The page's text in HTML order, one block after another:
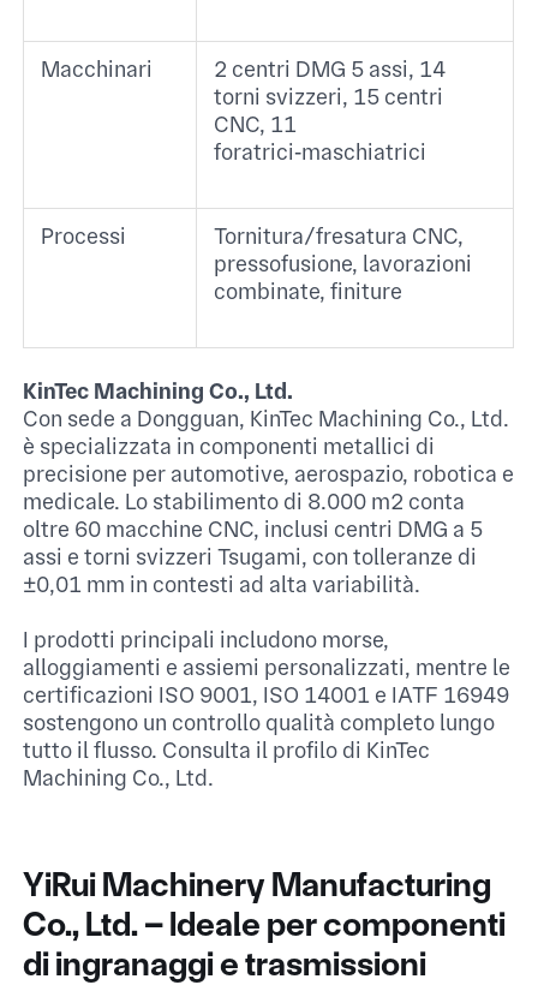
Macchinari
2 centri DMG 5 assi, 14
torni svizzeri, 15 centri
CNC, 11
foratrici‑maschiatrici ​
Processi
Tornitura/fresatura CNC,
pressofusione, lavorazioni
combinate, finiture ​
KinTec Machining Co., Ltd.
Con sede a Dongguan, KinTec Machining Co., Ltd.
è specializzata in componenti metallici di
precisione per automotive, aerospazio, robotica e
medicale. Lo stabilimento di 8.000 m² conta
oltre 60 macchine CNC, inclusi centri DMG a 5
assi e torni svizzeri Tsugami, con tolleranze di
±0,01 mm in contesti ad alta variabilità.​
I prodotti principali includono morse,
alloggiamenti e assiemi personalizzati, mentre le
certificazioni ISO 9001, ISO 14001 e IATF 16949
sostengono un controllo qualità completo lungo
tutto il flusso.​ Consulta il profilo di KinTec
Machining Co., Ltd.​
YiRui Machinery Manufacturing
Co., Ltd. – Ideale per componenti
di ingranaggi e trasmissioni